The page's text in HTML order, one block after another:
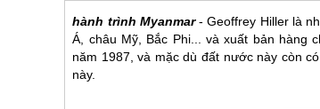
hành trình Myanmar- Geoffrey Hiller là
Á, châu Mỹ, Bắc Phi... và xuất bản hàng
năm 1987, và mặc dù đất nước này còn
này.